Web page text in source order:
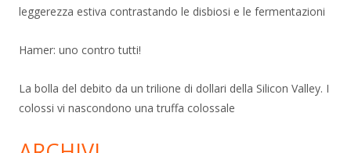
leggerezza estiva contrastando le disbiosi e le fermentazioni
Hamer: uno contro tutti!
La bolla del debito da un trilione di dollari della Silicon Valley. I
colossi vi nascondono una truffa colossale